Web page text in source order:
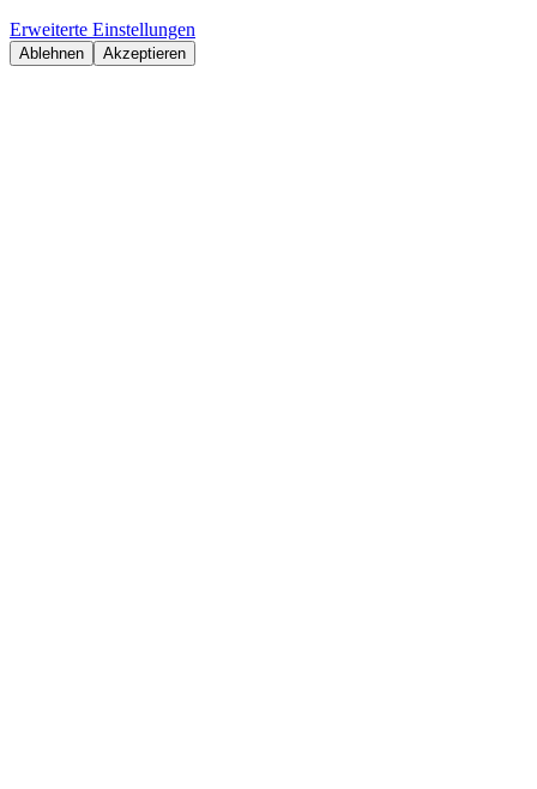
Erweiterte Einstellungen
Ablehnen Akzeptieren